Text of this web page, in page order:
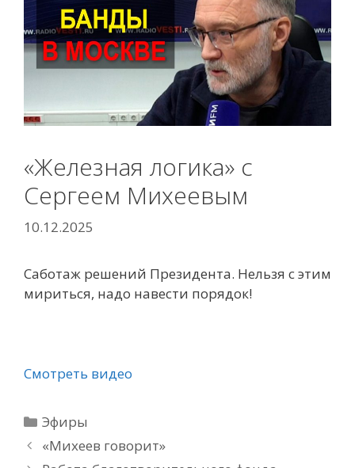
«Железная логика» с
Сергеем Михеевым
10.12.2025
Саботаж решений Президента. Нельзя с этим
мириться, надо навести порядок!
Смотреть видео
Рубрики
Эфиры
«Михеев говорит»